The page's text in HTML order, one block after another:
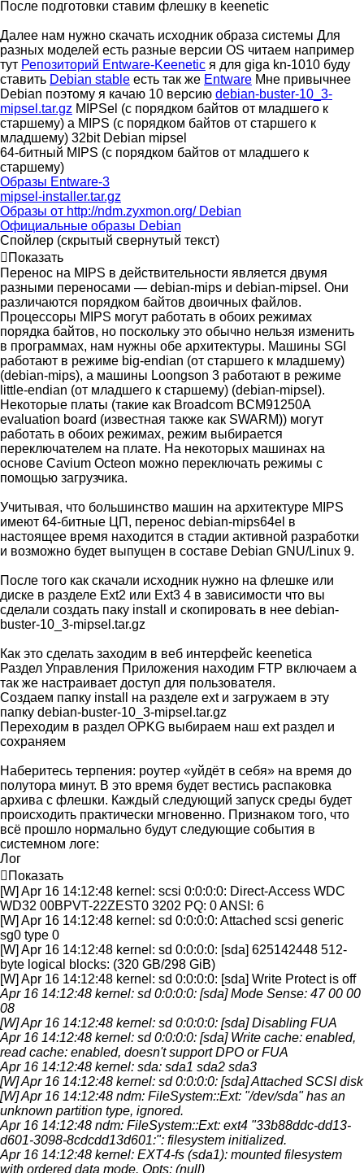
После подготовки ставим флешку в keenetic
Далее нам нужно скачать исходник образа системы Для
разных моделей есть разные версии OS читаем например
тут Репозиторий Entware-Keenetic я для giga kn-1010 буду
ставить Debian stable есть так же Entware Мне привычнее
Debian поэтому я качаю 10 версию debian-buster-10_3-
mipsel.tar.gz MIPSel (с порядком байтов от младшего к
старшему) а MIPS (с порядком байтов от старшего к
младшему) 32bit Debian mipsel
64-битный MIPS (с порядком байтов от младшего к
старшему)
Образы Entware-3
mipsel-installer.tar.gz
Образы от http://ndm.zyxmon.org/ Debian
Официальные образы Debian
Спойлер (скрытый свернутый текст)
Показать
Перенос на MIPS в действительности является двумя
разными переносами — debian-mips и debian-mipsel. Они
различаются порядком байтов двоичных файлов.
Процессоры MIPS могут работать в обоих режимах
порядка байтов, но поскольку это обычно нельзя изменить
в программах, нам нужны обе архитектуры. Машины SGI
работают в режиме big-endian (от старшего к младшему)
(debian-mips), а машины Loongson 3 работают в режиме
little-endian (от младшего к старшему) (debian-mipsel).
Некоторые платы (такие как Broadcom BCM91250A
evaluation board (известная также как SWARM)) могут
работать в обоих режимах, режим выбирается
переключателем на плате. На некоторых машинах на
основе Cavium Octeon можно переключать режимы с
помощью загрузчика.
Учитывая, что большинство машин на архитектуре MIPS
имеют 64-битные ЦП, перенос debian-mips64el в
настоящее время находится в стадии активной разработки
и возможно будет выпущен в составе Debian GNU/Linux 9.
После того как скачали исходник нужно на флешке или
диске в разделе Ext2 или Ext3 4 в зависимости что вы
сделали создать паку install и скопировать в нее debian-
buster-10_3-mipsel.tar.gz
Как это сделать заходим в веб интерфейс keenetica
Раздел Управления Приложения находим FTP включаем а
так же настраивает доступ для пользователя.
Создаем папку install на разделе ext и загружаем в эту
папку debian-buster-10_3-mipsel.tar.gz
Переходим в раздел OPKG выбираем наш ext раздел и
сохраняем
Наберитесь терпения: роутер «уйдёт в себя» на время до
полутора минут. В это время будет вестись распаковка
архива с флешки. Каждый следующий запуск среды будет
происходить практически мгновенно. Признаком того, что
всё прошло нормально будут следующие события в
системном логе:
Лог
Показать
[W] Apr 16 14:12:48 kernel: scsi 0:0:0:0: Direct-Access WDC
WD32 00BPVT-22ZEST0 3202 PQ: 0 ANSI: 6
[W] Apr 16 14:12:48 kernel: sd 0:0:0:0: Attached scsi generic
sg0 type 0
[W] Apr 16 14:12:48 kernel: sd 0:0:0:0: [sda] 625142448 512-
byte logical blocks: (320 GB/298 GiB)
[W] Apr 16 14:12:48 kernel: sd 0:0:0:0: [sda] Write Protect is off
Apr 16 14:12:48 kernel: sd 0:0:0:0: [sda] Mode Sense: 47 00 00
08
[W] Apr 16 14:12:48 kernel: sd 0:0:0:0: [sda] Disabling FUA
Apr 16 14:12:48 kernel: sd 0:0:0:0: [sda] Write cache: enabled,
read cache: enabled, doesn't support DPO or FUA
Apr 16 14:12:48 kernel: sda: sda1 sda2 sda3
[W] Apr 16 14:12:48 kernel: sd 0:0:0:0: [sda] Attached SCSI disk
[W] Apr 16 14:12:48 ndm: FileSystem::Ext: "/dev/sda" has an
unknown partition type, ignored.
Apr 16 14:12:48 ndm: FileSystem::Ext: ext4 "33b88ddc-dd13-
d601-3098-8cdcdd13d601:": filesystem initialized.
Apr 16 14:12:48 kernel: EXT4-fs (sda1): mounted filesystem
with ordered data mode. Opts: (null)